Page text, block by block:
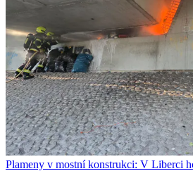
Plameny v mostní konstrukci: V Liberci